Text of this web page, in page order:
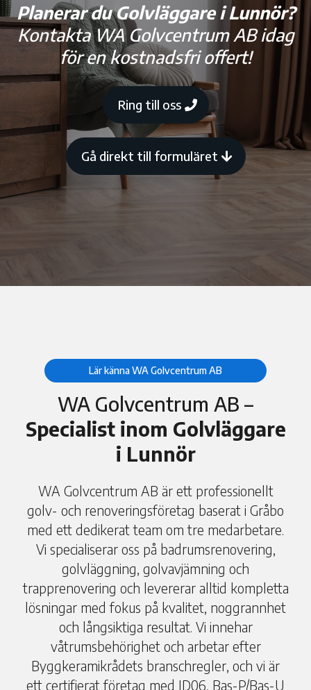
Planerar du Golvläggare i Lunnör?
Kontakta WA Golvcentrum AB idag
för en kostnadsfri offert!
Ring till oss
Gå direkt till formuläret
Lär känna WA Golvcentrum AB
WA Golvcentrum AB –
Specialist inom Golvläggare
i Lunnör
WA Golvcentrum AB är ett professionellt
golv- och renoveringsföretag baserat i Gråbo
med ett dedikerat team om tre medarbetare.
Vi specialiserar oss på badrumsrenovering,
golvläggning, golvavjämning och
trapprenovering och levererar alltid kompletta
lösningar med fokus på kvalitet, noggrannhet
och långsiktiga resultat. Vi innehar
våtrumsbehörighet och arbetar efter
Byggkeramikrådets branschregler, och vi är
ett certifierat företag med ID06, Bas-P/Bas-U